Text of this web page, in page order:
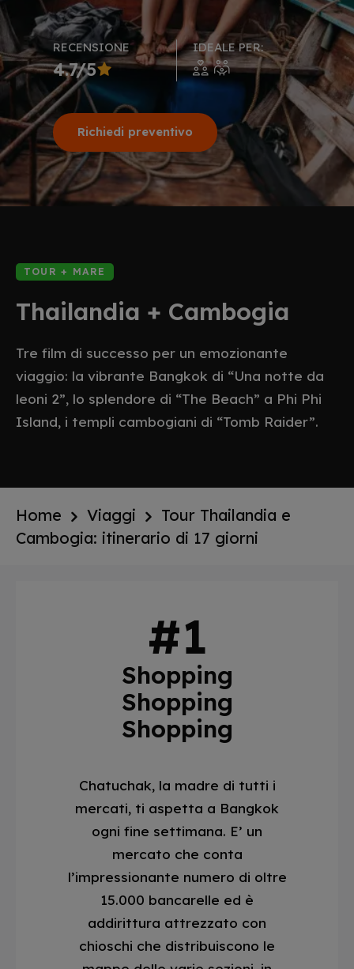
TOUR + MARE
Thailandia + Cambogia
Tre film di successo per un emozionante
viaggio: la vibrante Bangkok di “Una notte da
leoni 2”, lo splendore di “The Beach” a Phi Phi
Island, i templi cambogiani di “Tomb Raider”.
RECENSIONE
4.7/5
IDEALE PER:
Richiedi preventivo
Home Viaggi
Tour Thailandia e
Cambogia: itinerario di 17 giorni
Shopping
Shopping
Shopping
Chatuchak, la madre di tutti i
mercati, ti aspetta a Bangkok
ogni fine settimana. E’ un
mercato che conta
l’impressionante numero di oltre
15.000 bancarelle ed è
addirittura attrezzato con
chioschi che distribuiscono le